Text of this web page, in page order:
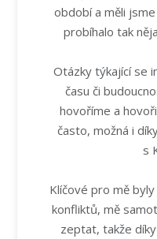
období a měli
probíhalo tak
Otázky týkající se
času či
hovoříme a
často, možná i
s
Klíčové pro mě
konfliktů, mě
zeptat, takže